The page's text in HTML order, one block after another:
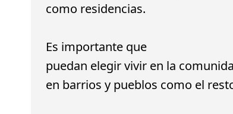
como residencias.
Es importante que
puedan elegir vivir en la
en barrios y pueblos como el